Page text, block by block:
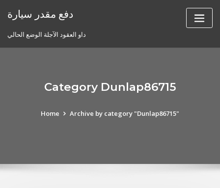
دفع مقدر سيارة
داو العقود الآجلة الوضع الحالي
Category Dunlap86715
Home Archive by category "Dunlap86715"